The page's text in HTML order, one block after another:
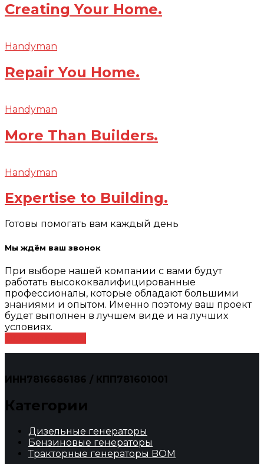
Creating Your Home.
Handyman
Repair You Home.
Handyman
More Than Builders.
Handyman
Expertise to Building.
Готовы помогать вам каждый день
Мы ждём ваш звонок
При выборе нашей компании с вами будут
работать высококвалифицированные
профессионалы, которые обладают большими
знаниями и опытом. Именно поэтому ваш проект
будет выполнен в лучшем виде и на лучших
условиях.
ИНН7816686186 / КПП781601001
Категории
Дизельные генераторы
Бензиновые генераторы
Тракторные генераторы BOM